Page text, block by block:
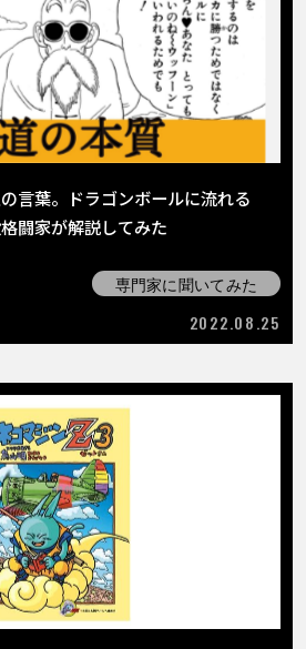
言葉。ドラゴンボールに流れる
闘家が解説してみた
専門家に聞いてみた
2022.08.25